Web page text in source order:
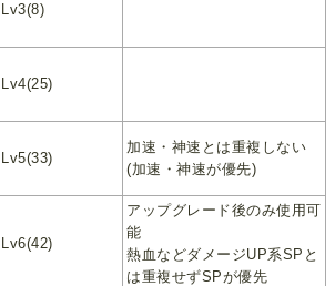
Lv3(8)
Lv4(25)
Lv5(33)
加速・神速とは重複しない
(加速・神速が優先)
Lv6(42)
アップグレード後のみ使用可
能
熱血などダメージUP系SPと
は重複せずSPが優先